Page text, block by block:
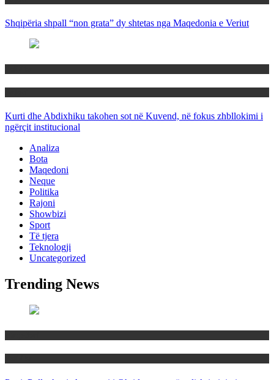
Shqipëria shpall “non grata” dy shtetas nga Maqedonia e Veriut
Kurti dhe Abdixhiku takohen sot në Kuvend, në fokus zhbllokimi i
ngërçit institucional
Analiza
Bota
Maqedoni
Neque
Politika
Rajoni
Showbizi
Sport
Të tjera
Teknologji
Uncategorized
Trending News